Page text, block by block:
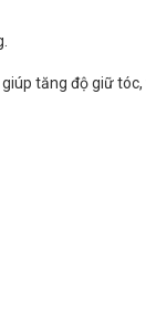
tăng độ giữ